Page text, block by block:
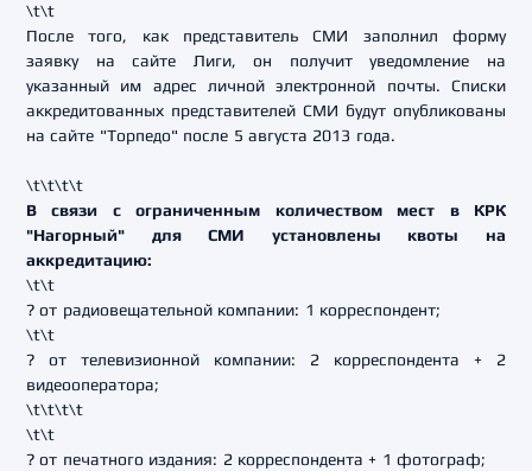
\t\t
После того, как представитель СМИ заполнил форму
заявку на сайте Лиги, он получит уведомление на
указанный им адрес личной электронной почты. Списки
аккредитованных представителей СМИ будут опубликованы
на сайте "Торпедо" после 5 августа 2013 года.
\t\t\t\t
В связи с ограниченным количеством мест в КРК
"Нагорный" для СМИ установлены квоты на
аккредитацию:
\t\t
? от радиовещательной компании: 1 корреспондент;
\t\t
? от телевизионной компании: 2 корреспондента + 2
видеооператора;
\t\t\t\t
\t\t
? от печатного издания: 2 корреспондента + 1 фотограф;